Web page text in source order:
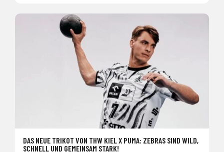
DAS NEUE TRIKOT VON THW KIEL X PUMA: ZEBRAS SIND WILD,
SCHNELL UND GEMEINSAM STARK!